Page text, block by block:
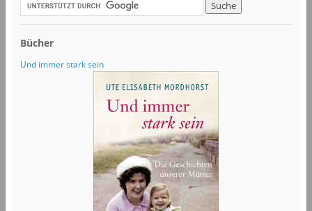
Bücher
Und immer stark sein